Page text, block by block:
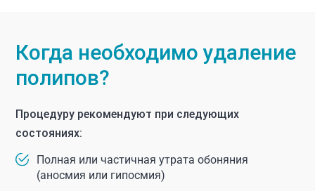
Когда необходимо удаление
полипов?
Процедуру рекомендуют при следующих
состояниях:
Полная или частичная утрата обоняния
(аносмия или гипосмия)